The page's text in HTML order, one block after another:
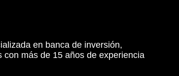
en banca de inversión,
más de 15 años de experiencia